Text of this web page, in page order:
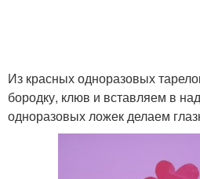
Из красных одноразовых
бородку, клюв и вставляем в
одноразовых ложек делаем